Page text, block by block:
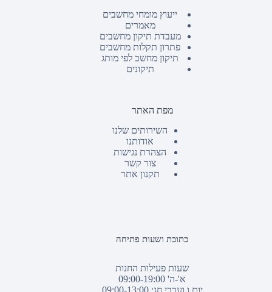
ייעוץ מומחי מחשבים
מאמרים
מעבדת תיקון מחשבים
פתרון תקלות מחשבים
תיקון מחשב לפי מותג
תיקונים
מפת האתר
השירותים שלנו
אודותנו
הצהרת נגישות
צור קשר
תקנון אתר
כתובת ושעות פתיחה
שעות פעילות החנות
א'-ה' 09:00-19:00
יום ו וערבי חג: 09:00-13:00